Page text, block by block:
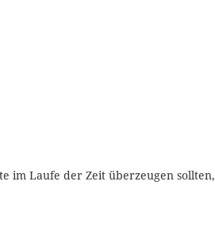
im Laufe der Zeit überzeugen